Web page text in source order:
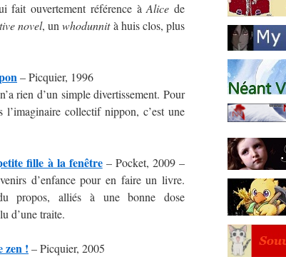
fait ouvertement référence àAlice de
novel, unwhodunnità huis clos, plus
– Picquier, 1996
rien d’un simple divertissement. Pour
collectif nippon, c’est une
fille à la fenêtre– Pocket, 2009 –
d’enfance pour en faire un livre.
propos, alliés à une bonne dose
d’une traite.
zen ! – Picquier, 2005